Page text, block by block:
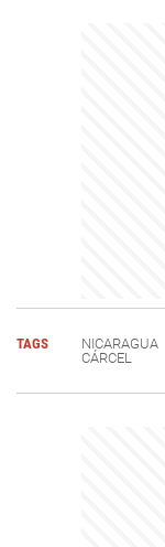
TAGS NICARAGUA
CÁRCEL